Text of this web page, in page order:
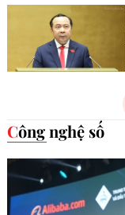
Công nghệ số